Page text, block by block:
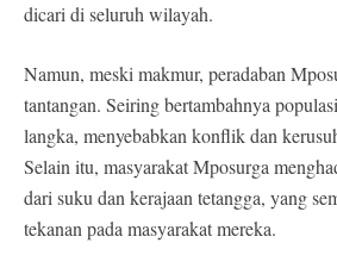
dicari di seluruh wilayah.
Namun, meski makmur, peradaban
tantangan. Seiring bertambahnya
langka, menyebabkan konflik dan
Selain itu, masyarakat Mposurga
dari suku dan kerajaan tetangga, yang
tekanan pada masyarakat mereka.